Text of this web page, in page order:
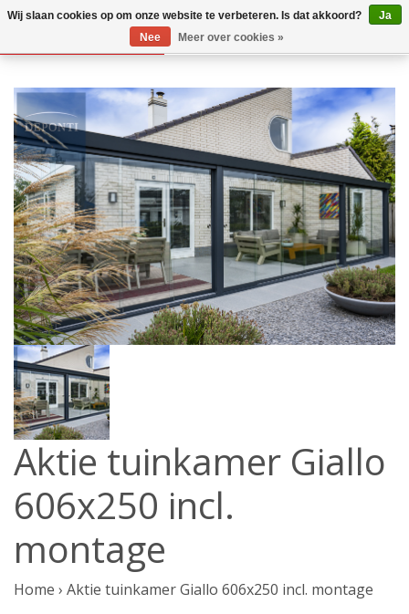
Aktie tuinkamer Giallo
606x250 incl.
montage
Home › Aktie tuinkamer Giallo 606x250 incl. montage
Wij slaan cookies op om onze website te verbeteren. Is dat akkoord?
Ja
Nee
Meer over cookies »